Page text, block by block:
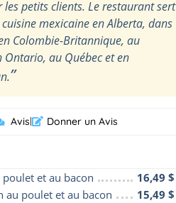
petits clients. Le restaurant sert
mexicaine en Alberta, dans
Colombie-Britannique, au
Ontario, au Québec et en
”
Avis| Donner un Avis
et au bacon
16,49 $
au poulet et au bacon
15,49 $